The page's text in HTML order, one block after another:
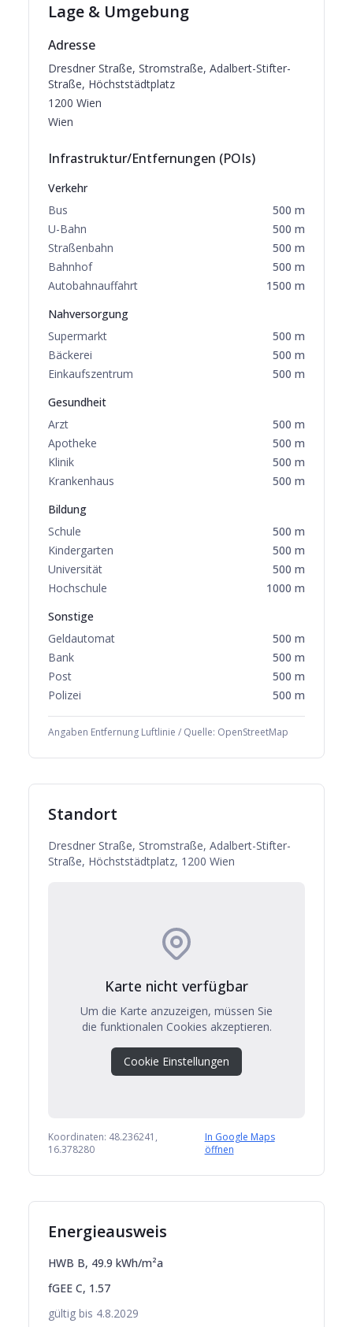
Lage & Umgebung
Adresse
Dresdner Straße, Stromstraße, Adalbert-Stifter-
Straße, Höchststädtplatz
1200 Wien
Wien
Infrastruktur/Entfernungen (POIs)
Verkehr
Bus
500 m
U-Bahn
500 m
Straßenbahn
500 m
Bahnhof
500 m
Autobahnauffahrt
1500 m
Nahversorgung
Supermarkt
500 m
Bäckerei
500 m
Einkaufszentrum
500 m
Gesundheit
Arzt
500 m
Apotheke
500 m
Klinik
500 m
Krankenhaus
500 m
Bildung
Schule
500 m
Kindergarten
500 m
Universität
500 m
Hochschule
1000 m
Sonstige
Geldautomat
500 m
Bank
500 m
Post
500 m
Polizei
500 m
Angaben Entfernung Luftlinie / Quelle: OpenStreetMap
Standort
Dresdner Straße, Stromstraße, Adalbert-Stifter-
Straße, Höchststädtplatz, 1200 Wien
Karte nicht verfügbar
Um die Karte anzuzeigen, müssen Sie
die funktionalen Cookies akzeptieren.
Cookie Einstellungen
Koordinaten: 48.236241 ,
16.378280
In Google Maps
öffnen
Energieausweis
HWB B, 49.9 kWh/m²a
fGEE C, 1.57
gültig bis 4.8.2029